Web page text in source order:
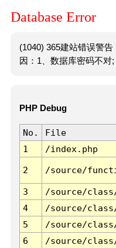
Database Error
(1040) 365建站错误警
因：1、数据库密码不对;
PHP Debug
No. File
1
/index.php
2 /source/
3 /source/
4
/source/
5
/source/
6
/source/